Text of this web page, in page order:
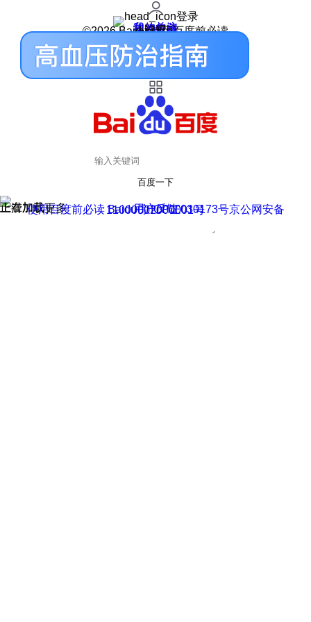
登录
我的关注
我的收藏
皮肤中心
用户反馈
设置
©2026 Baidu 使用百度前必读
百度一下
正在加载
上滑加载更多 用户反馈
使用百度前必读 Baidu 京ICP证030173号
京公网安备11000002000001号